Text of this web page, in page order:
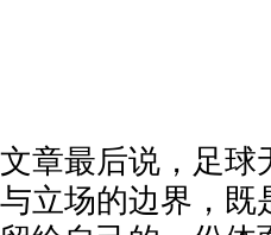
文章最后说，足球
与立场的边界，既